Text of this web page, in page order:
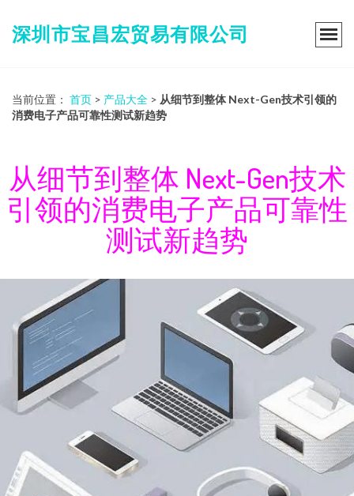
深圳市宝昌宏贸易有限公司
当前位置： 首页 > 产品大全 > 从细节到整体 Next-Gen技术引领的
消费电子产品可靠性测试新趋势
从细节到整体 Next-Gen技术
引领的消费电子产品可靠性
测试新趋势